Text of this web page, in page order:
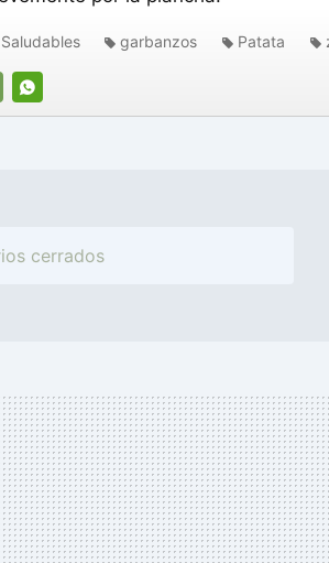
WHATSAPP
garbanzos Patata
cerrados